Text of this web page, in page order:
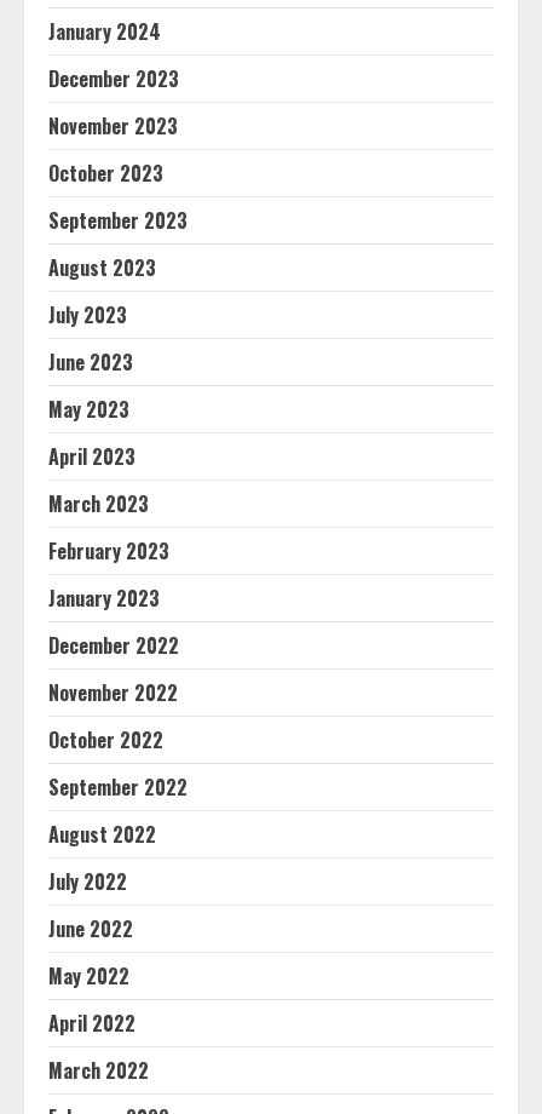
January 2024
December 2023
November 2023
October 2023
September 2023
August 2023
July 2023
June 2023
May 2023
April 2023
March 2023
February 2023
January 2023
December 2022
November 2022
October 2022
September 2022
August 2022
July 2022
June 2022
May 2022
April 2022
March 2022